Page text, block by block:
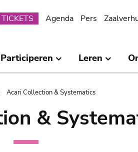
TICKETS Agenda Pers
Participeren Leren
Acari Collection & Systematics
&